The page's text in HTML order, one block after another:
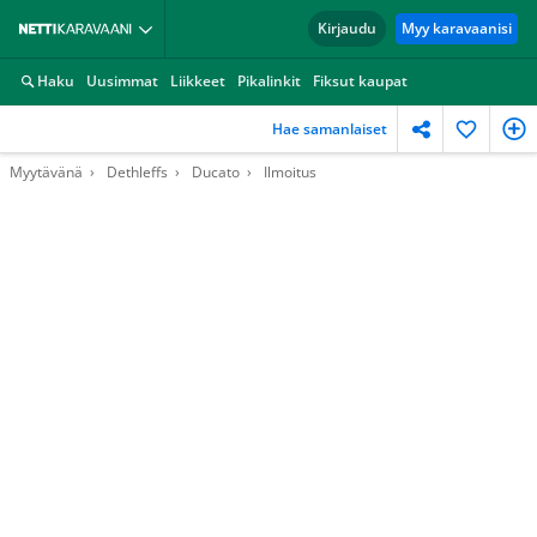
Kirjaudu Myy karavaanisi
Haku Uusimmat Liikkeet Pikalinkit Fiksut kaupat
Hae samanlaiset
Myytävänä Dethleffs Ducato Ilmoitus